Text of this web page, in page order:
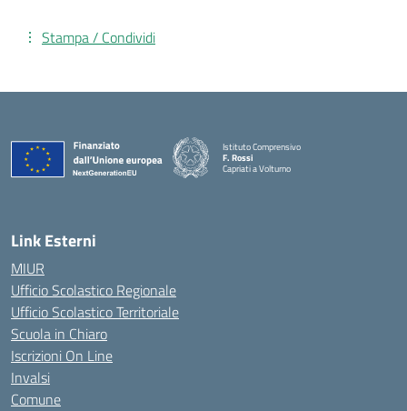
Stampa / Condividi
Istituto Comprensivo
F. Rossi
Capriati a Volturno
— Visita la pagina iniziale della scuola
Link Esterni
MIUR
Ufficio Scolastico Regionale
Ufficio Scolastico Territoriale
Scuola in Chiaro
Iscrizioni On Line
Invalsi
Comune